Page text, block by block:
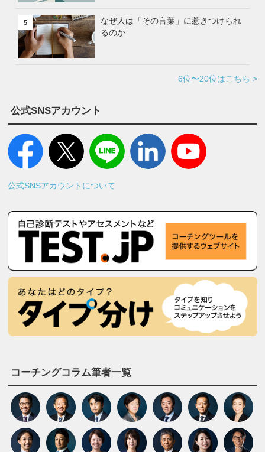
5
なぜ人は「その言葉」に惹きつけられ
るのか
6位〜20位はこちら >
公式SNSアカウント
公式SNSアカウントについて
コーチングコラム筆者一覧